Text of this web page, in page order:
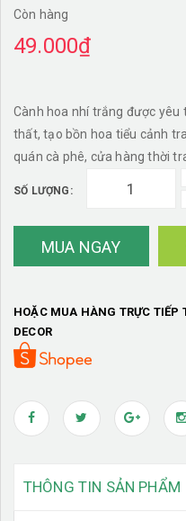
Còn hàng
49.000₫
Cành hoa nhí trắng được
thất, tạo bồn hoa tiểu cảnh
quán cà phê, cửa hàng thời
SỐ LƯỢNG:
MUA NGAY
HOẶC MUA HÀNG TRỰC TIẾP
DECOR
THÔNG TIN SẢN PHẨM